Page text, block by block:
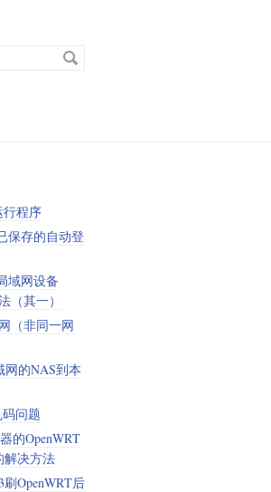
行程序
保存的自动登
域网设备
（其一）
（非同一网
网的NAS到本
问题
的OpenWRT
解决方法
OpenWRT后